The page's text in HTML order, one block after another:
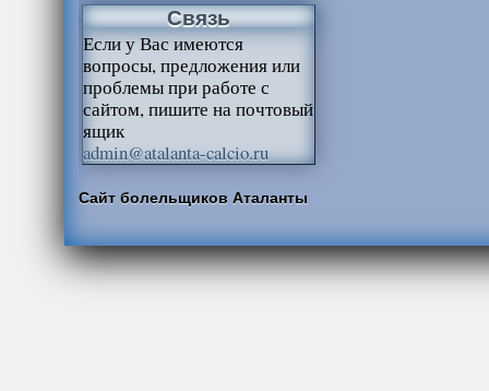
Связь
Если у Вас имеются
вопросы, предложения или
проблемы при работе с
сайтом, пишите на почтовый
ящик
admin@atalanta-calcio.ru
Сайт болельщиков Аталанты